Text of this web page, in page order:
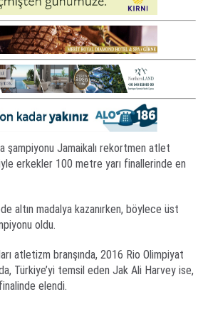
şampiyonu Jamaikalı rekortmen atlet
erkekler 100 metre yarı finallerinde en
altın madalya kazanırken, böylece üst
oldu.
atletizm branşında, 2016 Rio Olimpiyat
Türkiye’yi temsil eden Jak Ali Harvey ise,
elendi.